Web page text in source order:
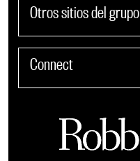
Otros sitios del grupo
Connect